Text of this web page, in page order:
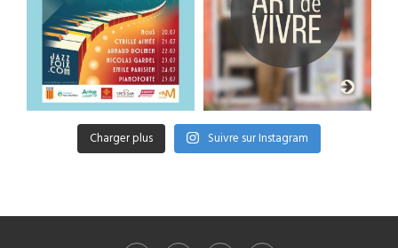
Charger plus Suivre sur Instagram